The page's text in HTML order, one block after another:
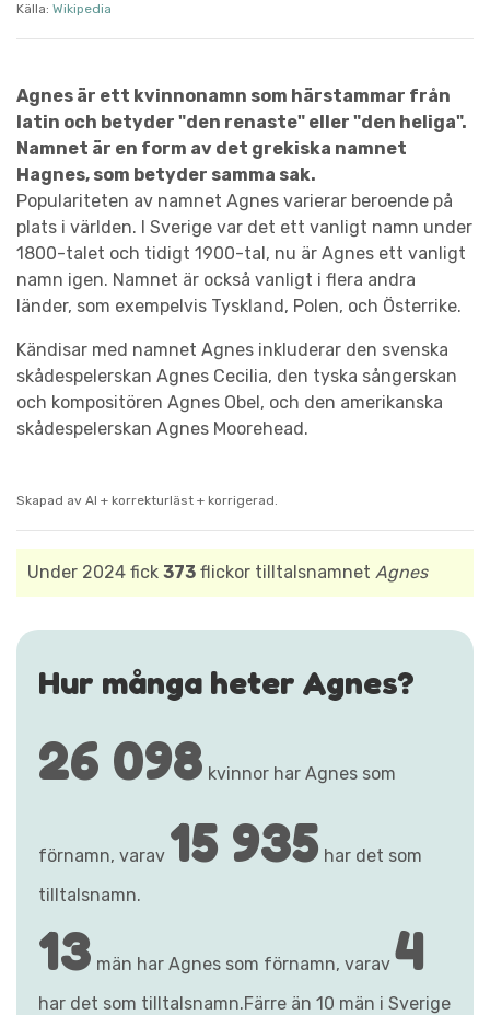
Källa: Wikipedia
Agnes är ett kvinnonamn som härstammar från
latin och betyder "den renaste" eller "den heliga".
Namnet är en form av det grekiska namnet
Hagnes, som betyder samma sak.
Populariteten av namnet Agnes varierar beroende på
plats i världen. I Sverige var det ett vanligt namn under
1800-talet och tidigt 1900-tal, nu är Agnes ett vanligt
namn igen. Namnet är också vanligt i flera andra
länder, som exempelvis Tyskland, Polen, och Österrike.
Kändisar med namnet Agnes inkluderar den svenska
skådespelerskan Agnes Cecilia, den tyska sångerskan
och kompositören Agnes Obel, och den amerikanska
skådespelerskan Agnes Moorehead.
Skapad av AI + korrekturläst + korrigerad.
Under 2024 fick 373 flickor tilltalsnamnet Agnes
Hur många heter Agnes?
26 098 kvinnor har Agnes som
förnamn, varav 15 935 har det som
tilltalsnamn.
13 män har Agnes som förnamn, varav 4
har det som tilltalsnamn.Färre än 10 män i Sverige